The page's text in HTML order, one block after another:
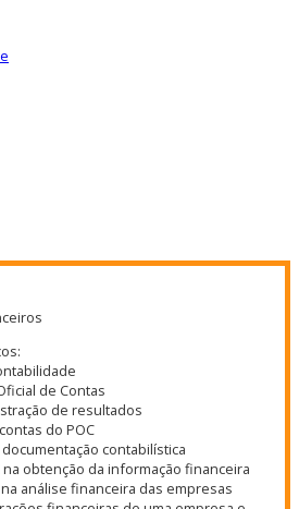
de Contas
de resultados
do POC
contabilística
na obtenção da informação financeira
análise financeira das empresas